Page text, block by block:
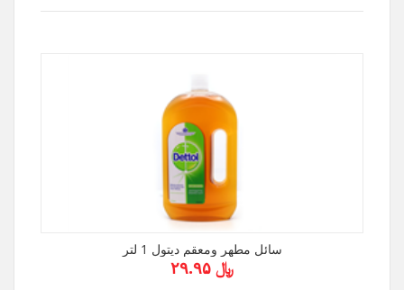
سائل مطهر ومعقم ديتول 1 لتر
﷼ ۲۹.۹۵